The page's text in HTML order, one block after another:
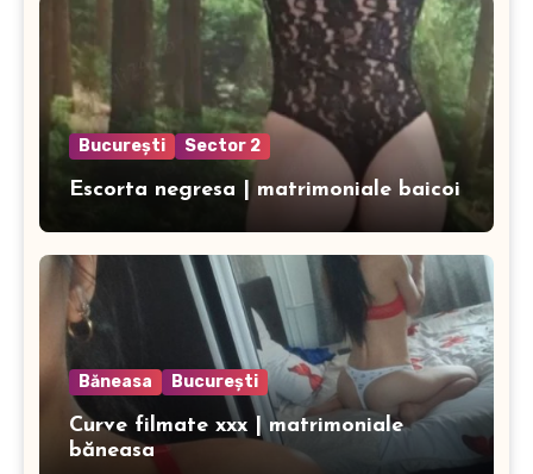
București Sector 2
Escorta negresa | matrimoniale baicoi
Băneasa București
Curve filmate xxx | matrimoniale
băneasa